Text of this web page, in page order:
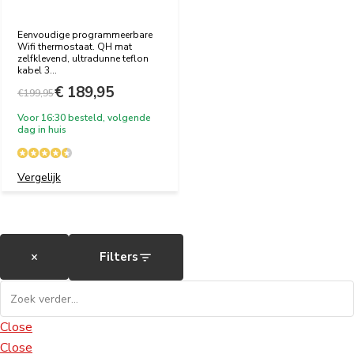
Eenvoudige programmeerbare
Wifi thermostaat. QH mat
zelfklevend, ultradunne teflon
kabel 3...
€199,95€ 189,95
Voor 16:30 besteld, volgende
dag in huis
Vergelijk
× Filters
Close
Close